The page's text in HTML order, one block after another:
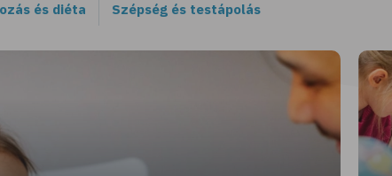
és diéta Szépség és testápolás